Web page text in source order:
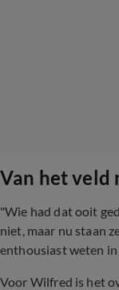
Van het veld
"Wie had dat ooit
niet, maar nu staan
enthousiast weten
Voor Wilfred is het